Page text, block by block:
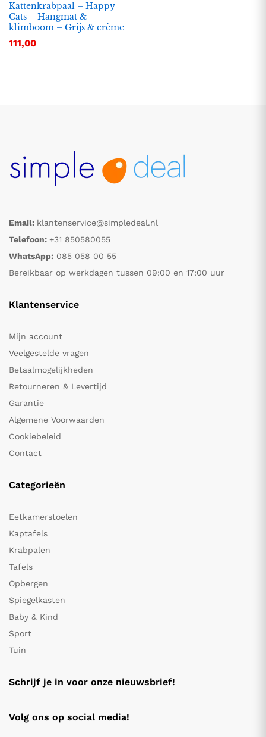
Kattenkrabpaal – Happy
Cats – Hangmat &
klimboom – Grijs & crème
111,00
Email: klantenservice@simpledeal.nl
Telefoon: +31 850580055
WhatsApp: 085 058 00 55
Bereikbaar op werkdagen tussen 09:00 en 17:00 uur
Klantenservice
Mijn account
Veelgestelde vragen
Betaalmogelijkheden
Retourneren & Levertijd
Garantie
Algemene Voorwaarden
Cookiebeleid
Contact
Categorieën
Eetkamerstoelen
Kaptafels
Krabpalen
Tafels
Opbergen
Spiegelkasten
Baby & Kind
Sport
Tuin
Schrijf je in voor onze nieuwsbrief!
Volg ons op social media!